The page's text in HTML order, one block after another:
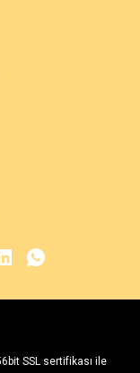
SSL sertifikası ile